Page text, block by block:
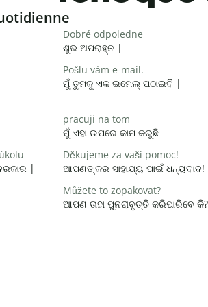
Dobré odpoledne
ଶୁଭ ଅପରାହ୍ନ |
Pošlu vám e-mail.
ମୁଁ ତୁମକୁ ଏକ ଇମେଲ୍ ପଠାଇବି |
pracuji na tom
ମୁଁ ଏହା ଉପରେ କାମ କରୁଛି
|
Děkujeme za vaši pomoc!
ଆପଣଙ୍କର ସାହାଯ୍ୟ ପାଇଁ ଧନ୍ୟବାଦ!
Můžete to zopakovat?
ଆପଣ ତାହା ପୁନରାବୃତ୍ତି କରିପାରିବେ କି?